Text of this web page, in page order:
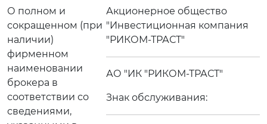
О полном и
сокращенном (при
наличии)
фирменном
наименовании
брокера в
соответствии со
сведениями,
Акционерное общество
"Инвестиционная компания
"РИКОМ-ТРАСТ"
АО "ИК "РИКОМ-ТРАСТ"
Знак обслуживания: